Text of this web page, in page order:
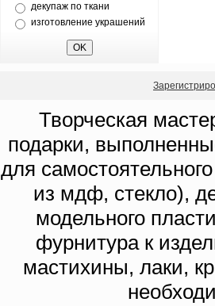
декупаж по ткани
изготовление украшений
Творческая
подарки,
для
из мдф, стекло),
модельного
фурнитура к
мастихины, лаки,